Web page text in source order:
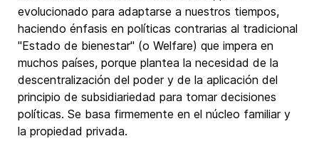
evolucionado para adaptarse a nuestros tiempos,
haciendo énfasis en políticas contrarias al tradicional
"Estado de bienestar" (o Welfare) que impera en
muchos países, porque plantea la necesidad de la
descentralización del poder y de la aplicación del
principio de subsidiariedad para tomar decisiones
políticas. Se basa firmemente en el núcleo familiar y
la propiedad privada.